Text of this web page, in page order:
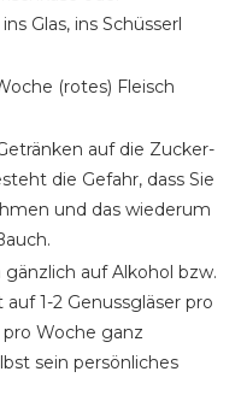
Glas, ins Schüsserl
(rotes) Fleisch
auf die Zucker-
die Gefahr, dass Sie
und das wiederum
auf Alkohol bzw.
1-2 Genussgläser pro
pro Woche ganz
sein persönliches